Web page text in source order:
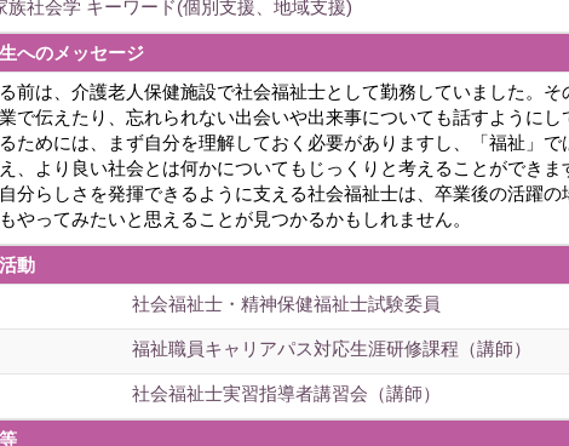
族社会学 キーワード(個別支援、地域支援)
へのメッセージ
前は、介護老人保健施設で社会福祉士として勤務していました。
で伝えたり、忘れられない出会いや出来事についても話すようにし
ためには、まず自分を理解しておく必要がありますし、「福祉」
、より良い社会とは何かについてもじっくりと考えることができま
分らしさを発揮できるように支える社会福祉士は、卒業後の活躍
やってみたいと思えることが見つかるかもしれません。
動
社会福祉士・精神保健福祉士試験委員
福祉職員キャリアパス対応生涯研修課程（講師）
社会福祉士実習指導者講習会（講師）